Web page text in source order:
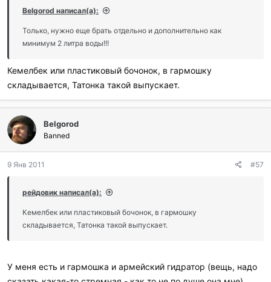
Belgorod написал(а):
Только, нужно еще брать отдельно и дополнительно как
минимум 2 литра воды!!!
Кемелбек или пластиковый бочонок, в гармошку
складывается, Татонка такой выпускает.
Belgorod
Banned
9 Янв 2011 #57
рейдовик написал(а):
Кемелбек или пластиковый бочонок, в гармошку
складывается, Татонка такой выпускает.
У меня есть и гармошка и армейский гидратор (вещь, надо